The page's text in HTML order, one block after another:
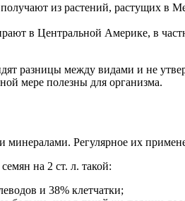
из растений, растущих в
в Центральной Америке, в
разницы между видами и не
мере полезны для организма.
Регулярное их
на 2 ст. л. такой:
и 38% клетчатки;